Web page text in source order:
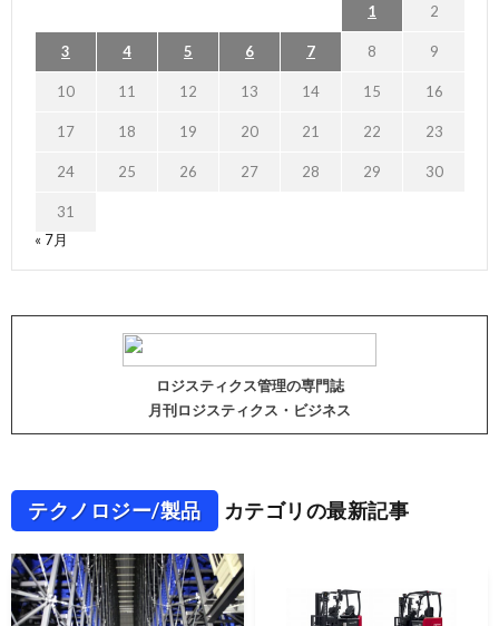
1 2
3 4 5 6 7 8 9
10 11 12 13 14 15 16
17 18 19 20 21 22 23
24 25 26 27 28 29 30
31
« 7月
ロジスティクス管理の専門誌
月刊ロジスティクス・ビジネス
テクノロジー/製品 カテゴリの最新記事